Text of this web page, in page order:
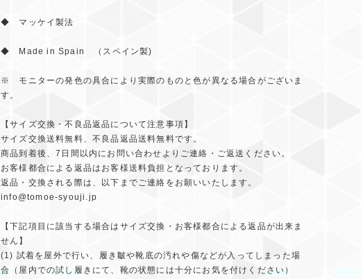
◆ マッケイ製法
◆ Made in Spain （スペイン製)
※ モニターの発色の具合により実際のものと色が異なる場合がございま
す。
【サイズ交換・不良品返品について注意事項】
サイズ交換送料無料、不良品返品送料無料です。
商品到着後、7日間以内にお問い合わせよりご連絡・ご返送ください。
お客様都合による返品はお客様送料負担となっております。
返品・交換される際は、以下までご連絡をお願いいたします。
info@tomoe-syouji.jp
【下記項目に該当する場合はサイズ交換・お客様都合による返品が出来ま
せん】
(1) 試着を屋外で行い、履き皺や靴底の汚れや傷などが入ってしまった場
合（屋内での試し履きにて、靴の状態には十分にお気を付けください）